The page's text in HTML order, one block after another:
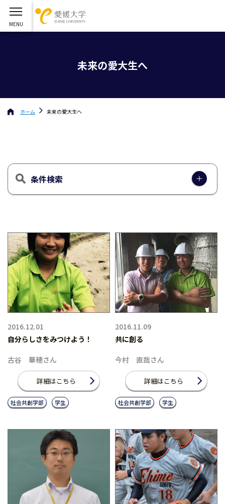
未来の愛大生へ
ホーム 未来の愛大生へ
条件検索
2016.12.01
自分らしさをみつけよう！
古谷 華穂さん
詳細はこちら
社会共創学部 学生
2016.11.09
共に創る
今村 直哉さん
詳細はこちら
社会共創学部 学生